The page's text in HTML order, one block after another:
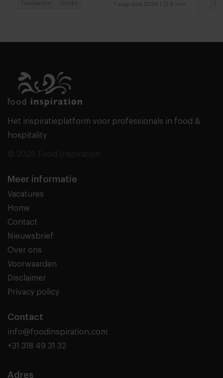
7 augustus 2026 6 min
Foodservice Drinks
Het inspiratieplatform voor professionals in food &
hospitality
Meer informatie
Vacatures
Home
Contact
Nieuwsbrief
Over ons
Voorwaarden
Disclaimer
Privacy policy
Contact
info@foodinspiration.com
+31 318 49 31 32
Adres